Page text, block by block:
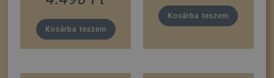
Kosárba teszem
Kosárba teszem